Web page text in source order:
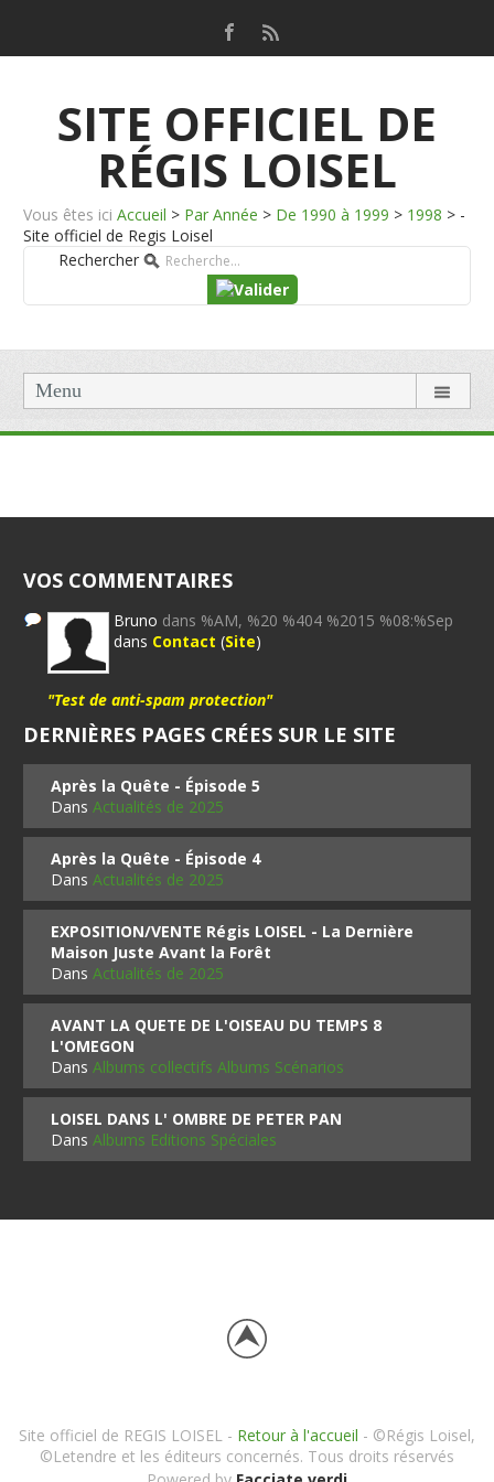
SITE OFFICIEL DE
RÉGIS LOISEL
Vous êtes ici Accueil > Par Année > De 1990 à 1999 > 1998 > -
Site officiel de Regis Loisel
Rechercher
Menu
VOS COMMENTAIRES
Bruno dans %AM, %20 %404 %2015 %08:%Sep
dans Contact (Site)
"Test de anti-spam protection"
DERNIÈRES PAGES CRÉES SUR LE SITE
Après la Quête - Épisode 5
DansActualités de 2025
Après la Quête - Épisode 4
DansActualités de 2025
EXPOSITION/VENTE Régis LOISEL - La Dernière
Maison Juste Avant la Forêt
DansActualités de 2025
AVANT LA QUETE DE L'OISEAU DU TEMPS 8
L'OMEGON
DansAlbums collectifs Albums Scénarios
LOISEL DANS L' OMBRE DE PETER PAN
DansAlbums Editions Spéciales
Site officiel de REGIS LOISEL - Retour à l'accueil - ©Régis Loisel,
©Letendre et les éditeurs concernés. Tous droits réservés